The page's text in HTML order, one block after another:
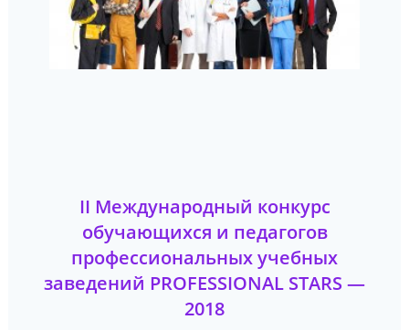
II Международный конкурс
обучающихся и педагогов
профессиональных учебных
заведений PROFESSIONAL STARS —
2018